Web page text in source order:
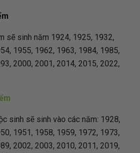
sẽ sinh năm 1924, 1925, 1932,
1955, 1962, 1963, 1984, 1985,
2000, 2001, 2014, 2015, 2022,
sinh sẽ sinh vào các năm: 1928,
1951, 1958, 1959, 1972, 1973,
2002, 2003, 2010, 2011, 2019,